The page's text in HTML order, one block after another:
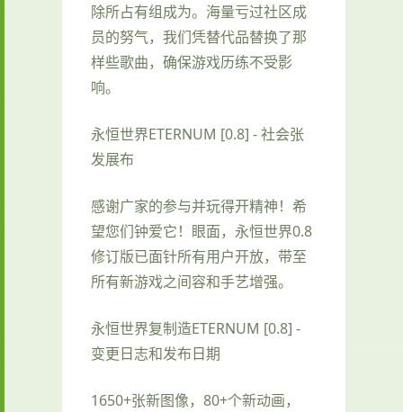
除所占有组成为。海量亏过社区成
员的努气，我们凭替代品替换了那
样些歌曲，确保游戏历练不受影
响。
永恒世界ETERNUM [0.8] - 社会张
发展布
感谢广家的参与并玩得开精神！希
望您们钟爱它！眼面，永恒世界0.8
修订版已面针所有用户开放，带至
所有新游戏之间容和手艺增强。
永恒世界复制造ETERNUM [0.8] -
变更日志和发布日期
1650+张新图像，80+个新动画，